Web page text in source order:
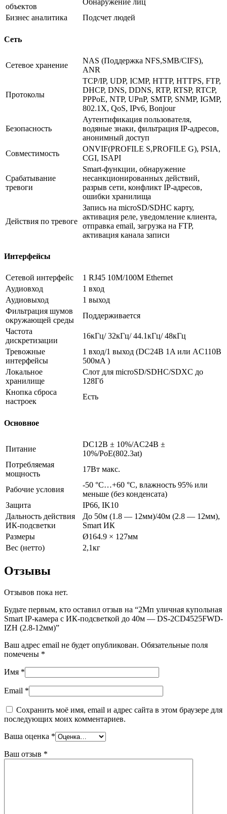
объектов
Обнаружение лиц
Бизнес аналитика
Подсчет людей
Сеть
Сетевое хранение
NAS (Поддержка NFS,SMB/CIFS),
ANR
Протоколы
TCP/IP, UDP, ICMP, HTTP, HTTPS, FTP,
DHCP, DNS, DDNS, RTP, RTSP, RTCP,
PPPoE, NTP, UPnP, SMTP, SNMP, IGMP,
802.1X, QoS, IPv6, Bonjour
Безопасность
Аутентификация пользователя,
водяные знаки, фильтрация IP-адресов,
анонимный доступ
Совместимость
ONVIF(PROFILE S,PROFILE G), PSIA,
CGI, ISAPI
Срабатывание
тревоги
Smart-функции, обнаружение
несанкционированных действий,
разрыв сети, конфликт IP-адресов,
ошибки хранилища
Действия по тревоге
Запись на microSD/SDHC карту,
активация реле, уведомление клиента,
отправка email, загрузка на FTP,
активация канала записи
Интерфейсы
Сетевой интерфейс
1 RJ45 10M/100M Ethernet
Аудиовход
1 вход
Аудиовыход
1 выход
Фильтрация шумов
окружающей среды
Поддерживается
Частота
дискретизации
16кГц/ 32кГц/ 44.1кГц/ 48кГц
Тревожные
интерфейсы
1 вход/1 выход (DC24В 1A или AC110В
500мA )
Локальное
хранилище
Слот для microSD/SDHC/SDXC до
128Гб
Кнопка сброса
настроек
Есть
Основное
Питание
DC12В ± 10%/AC24В ±
10%/PoE(802.3at)
Потребляемая
мощность
17Вт макс.
Рабочие условия
-50 °C…+60 °C, влажность 95% или
меньше (без конденсата)
Защита
IP66, IK10
Дальность действия
ИК-подсветки
До 50м (1.8 — 12мм)/40м (2.8 — 12мм),
Smart ИК
Размеры
Ø164.9 × 127мм
Вес (нетто)
2,1кг
Отзывы
Отзывов пока нет.
Будьте первым, кто оставил отзыв на “2Мп уличная купольная
Smart IP-камера с ИК-подсветкой до 40м — DS-2CD4525FWD-
IZH (2.8-12мм)”
Ваш адрес email не будет опубликован. Обязательные поля
помечены *
Имя *
Email *
Сохранить моё имя, email и адрес сайта в этом браузере для
последующих моих комментариев.
Ваша оценка *
Ваш отзыв *